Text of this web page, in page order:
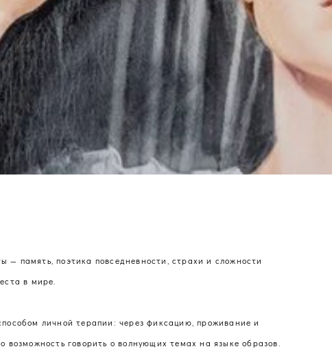
— память, поэтика повседневности, страхи и сложности
в мире.
личной терапии: через фиксацию, проживание и
возможность говорить о волнующих темах на языке образов.